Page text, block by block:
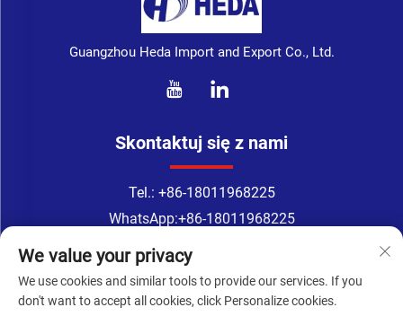
Guangzhou Heda Import and Export Co., Ltd.
Skontaktuj się z nami
Tel.: +86-18011968225
WhatsApp:+86-18011968225
E-mail:
Address: Nr 133-1, ulica Tingyuan, ulica Xingang East, dzielnica
Haizhu, Guangzhou
We value your privacy
We use cookies and similar tools to provide our services. If you
don't want to accept all cookies, click Personalize cookies.